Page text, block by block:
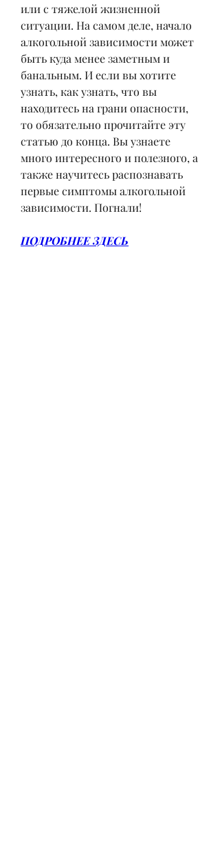
или с тяжелой жизненной
ситуации. На самом деле, начало
алкогольной зависимости может
быть куда менее заметным и
банальным. И если вы хотите
узнать, как узнать, что вы
находитесь на грани опасности,
то обязательно прочитайте эту
статью до конца. Вы узнаете
много интересного и полезного, а
также научитесь распознавать
первые симптомы алкогольной
зависимости. Погнали!
ПОДРОБНЕЕ ЗДЕСЬ